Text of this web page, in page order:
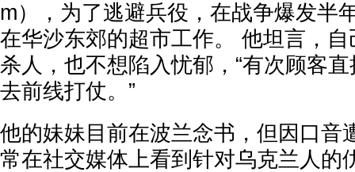
m），为了逃避兵役，在战争爆发半
在华沙东郊的超市工作。 他坦言，
杀人，也不想陷入忧郁，“有次顾客
去前线打仗。”
他的妹妹目前在波兰念书，但因口音
常在社交媒体上看到针对乌克兰人的